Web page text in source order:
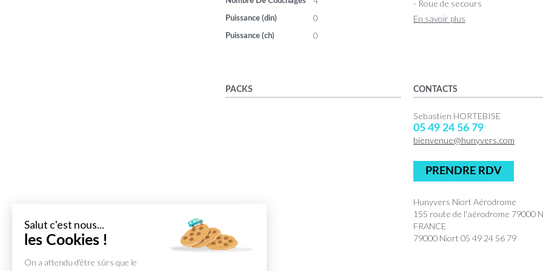
Puissance (din) 0
Puissance (ch) 0
- Roue de secours
En savoir plus
PACKS CONTACTS
Sebastien HORTEBISE
05 49 24 56 79
bienvenue@hunyvers.com
PRENDRE RDV
Hunyvers Niort Aérodrome
155 route de l'aérodrome 79000
FRANCE
79000 Niort 05 49 24 56 79
Salut c'est nous...
les Cookies !
On a attendu d'être sûrs que le